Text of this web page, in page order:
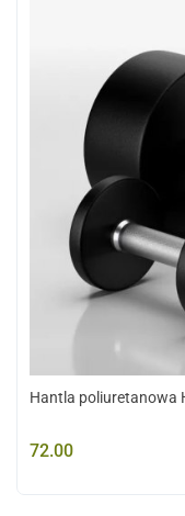
Hantla poliuretanowa
72.00